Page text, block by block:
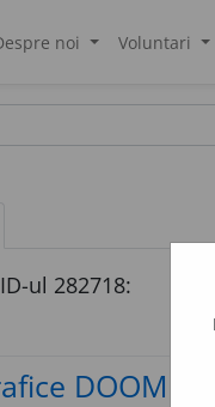
noi Voluntari
ul 282718:
DOOM